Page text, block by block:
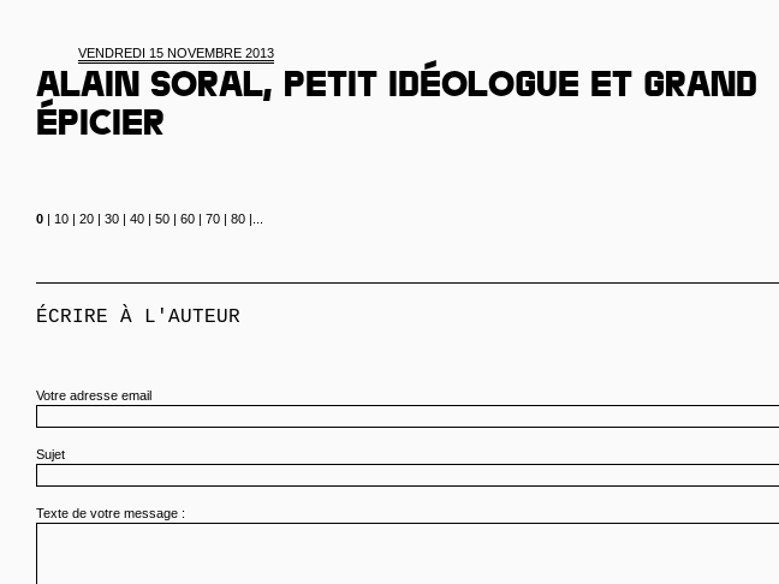
VENDREDI 15 NOVEMBRE 2013
Alain Soral, petit idéologue et grand
épicier
0 | 10 | 20 | 30 | 40 | 50 | 60 | 70 | 80 |
ÉCRIRE À L'AUTEUR
Votre adresse email
Sujet
Texte de votre message :